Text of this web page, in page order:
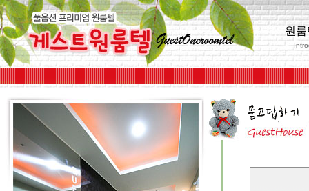
원